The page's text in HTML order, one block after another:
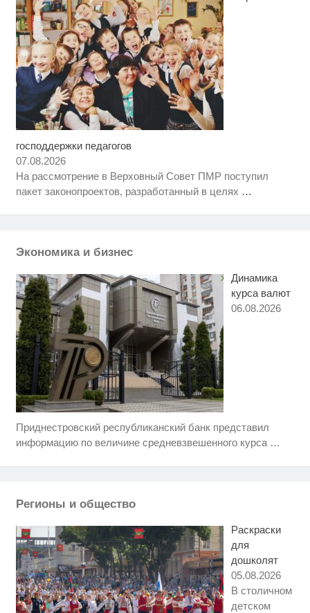
господдержки педагогов
07.08.2026
На рассмотрение в Верховный Совет ПМР поступил
пакет законопроектов, разработанный в целях …
Экономика и бизнес
Динамика
курса валют
06.08.2026
Приднестровский республиканский банк представил
информацию по величине средневзвешенного курса …
Регионы и общество
Раскраски
для
дошколят
05.08.2026
В столичном
детском
Ролик длится несколько секунд,
Королева вагона отожгла! Видео
не оставит равнодушным
i
Ролик длится пару секунд, но
Этот танец невесты оставит вас
Ржу не переставая, это видео